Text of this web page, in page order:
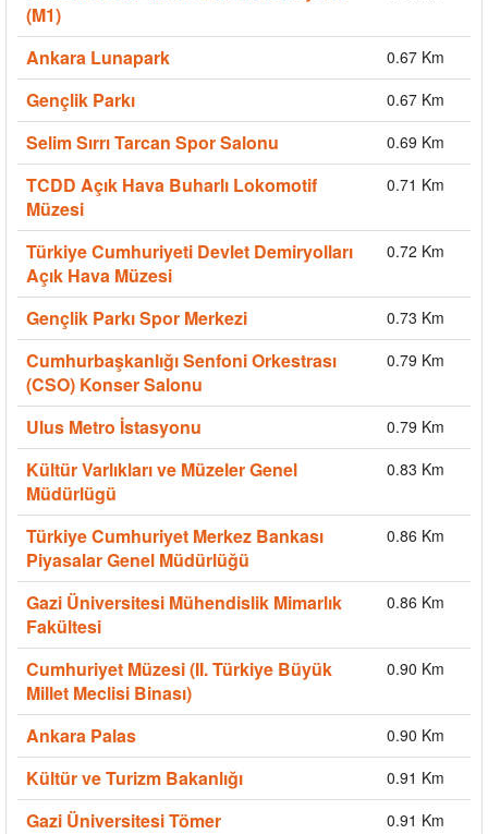
(M1)
Ankara Lunapark 0.67 Km
Gençlik Parkı 0.67 Km
Selim Sırrı Tarcan Spor Salonu 0.69 Km
TCDD Açık Hava Buharlı Lokomotif
Müzesi
0.71 Km
Türkiye Cumhuriyeti Devlet Demiryolları
Açık Hava Müzesi
0.72 Km
Gençlik Parkı Spor Merkezi 0.73 Km
Cumhurbaşkanlığı Senfoni Orkestrası
(CSO) Konser Salonu
0.79 Km
Ulus Metro İstasyonu 0.79 Km
Kültür Varlıkları ve Müzeler Genel
Müdürlügü
0.83 Km
Türkiye Cumhuriyet Merkez Bankası
Piyasalar Genel Müdürlüğü
0.86 Km
Gazi Üniversitesi Mühendislik Mimarlık
Fakültesi
0.86 Km
Cumhuriyet Müzesi (II. Türkiye Büyük
Millet Meclisi Binası)
0.90 Km
Ankara Palas 0.90 Km
Kültür ve Turizm Bakanlığı 0.91 Km
Gazi Üniversitesi Tömer 0.91 Km